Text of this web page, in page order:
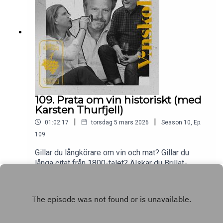
svar blir det i dagens avsnitt av Vinskolan. Hej!
109. Prata om vin historiskt (med
Karsten Thurfjell)
01:02:17 | torsdag 5 mars 2026 | Season 10 Ep.
109
Gillar du långkörare om vin och mat? Gillar du
långa citat från 1800-talet? Älskar du Brillat-
Karsten Thurfjell tar dig med på resan med citat,
fakta och anekdoter från vinskrivningshistorien